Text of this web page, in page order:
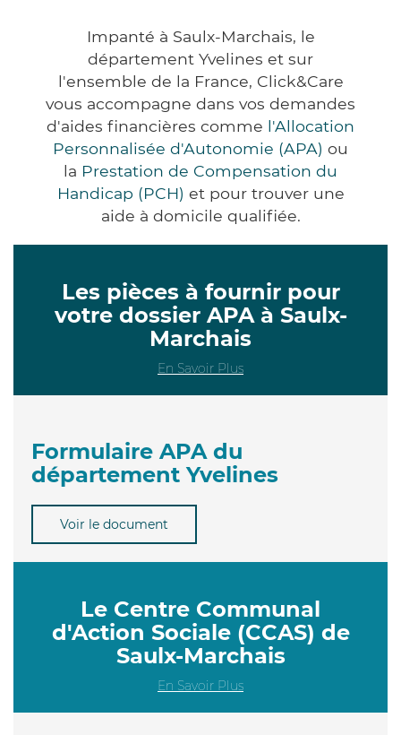
Impanté à Saulx-Marchais, le
département Yvelines et sur
l'ensemble de la France, Click&Care
vous accompagne dans vos demandes
d'aides financières comme l'Allocation
Personnalisée d'Autonomie (APA) ou
la Prestation de Compensation du
Handicap (PCH) et pour trouver une
aide à domicile qualifiée.
Les pièces à fournir pour
votre dossier APA à Saulx-
Marchais
En Savoir Plus
Formulaire APA du
département Yvelines
Voir le document
Le Centre Communal
d'Action Sociale (CCAS) de
Saulx-Marchais
En Savoir Plus